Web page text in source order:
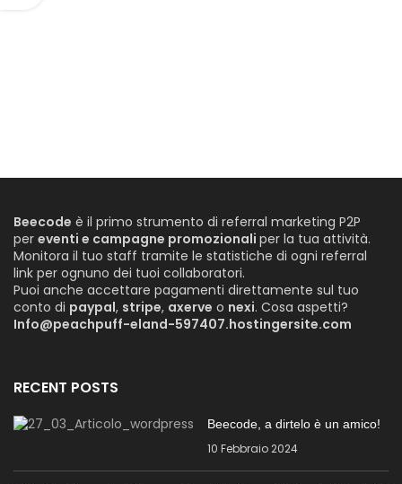
Beecode è il primo strumento di referral marketing P2P
per eventi e campagne promozionali per la tua attività.
Monitora il tuo staff tramite le statistiche di ogni referral
link per ognuno dei tuoi collaboratori.
Puoi anche accettare pagamenti direttamente sul tuo
conto di paypal, stripe, axerve o nexi. Cosa aspetti?
Info@peachpuff-eland-597407.hostingersite.com
RECENT POSTS
Beecode, a dirtelo è un amico!
10 Febbraio 2024